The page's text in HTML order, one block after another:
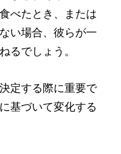
べたとき、または
い場合、彼らが一
るでしょう。
定する際に重要で
基づいて変化する